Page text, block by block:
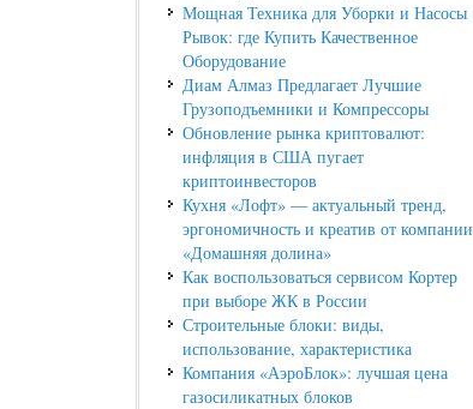
Мощная Техника для Уборки и Насосы
Рывок: где Купить Качественное
Оборудование
Диам Алмаз Предлагает Лучшие
Грузоподъемники и Компрессоры
Обновление рынка криптовалют:
инфляция в США пугает
криптоинвесторов
Кухня «Лофт» — актуальный тренд,
эргономичность и креатив от компании
«Домашняя долина»
Как воспользоваться сервисом Кортер
при выборе ЖК в России
Строительные блоки: виды,
использование, характеристика
Компания «АэроБлок»: лучшая цена
газосиликатных блоков